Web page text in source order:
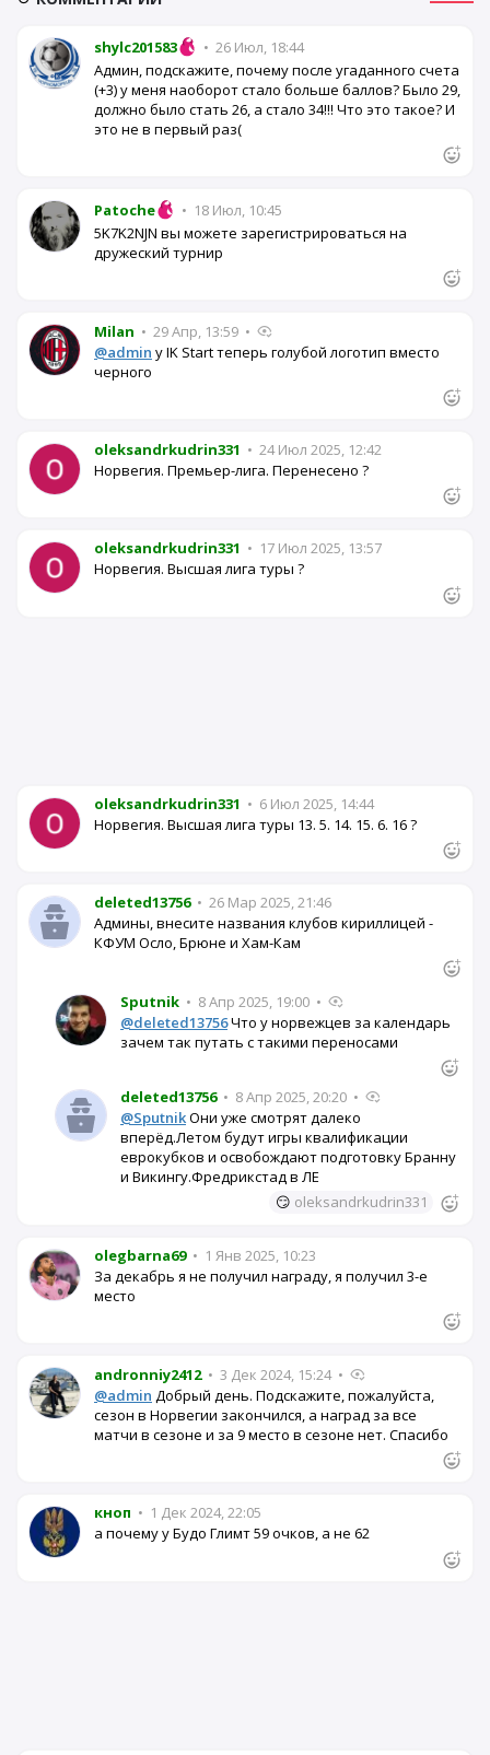
shylc201583 • 26 Июл, 18:44
Админ, подскажите, почему после угаданного счета
(+3) у меня наоборот стало больше баллов? Было 29,
должно было стать 26, а стало 34!!! Что это такое? И
это не в первый раз(
Patoche • 18 Июл, 10:45
5K7K2NJN вы можете зарегистрироваться на
дружеский турнир
Milan • 29 Апр, 13:59 •
@admin у IK Start теперь голубой логотип вместо
черного
oleksandrkudrin331 • 24 Июл 2025, 12:42
Норвегия. Премьер-лига. Перенесено ?
oleksandrkudrin331 • 17 Июл 2025, 13:57
Норвегия. Высшая лига туры ?
oleksandrkudrin331 • 6 Июл 2025, 14:44
Норвегия. Высшая лига туры 13. 5. 14. 15. 6. 16 ?
deleted13756 • 26 Мар 2025, 21:46
Админы, внесите названия клубов кириллицей -
КФУМ Осло, Брюне и Хам-Кам
Sputnik • 8 Апр 2025, 19:00 •
@deleted13756Что у норвежцев за календарь
зачем так путать с такими переносами
deleted13756 • 8 Апр 2025, 20:20 •
@SputnikОни уже смотрят далеко
вперёд.Летом будут игры квалификации
еврокубков и освобождают подготовку Бранну
и Викингу.Фредрикстад в ЛЕ
😏 oleksandrkudrin331
olegbarna69 • 1 Янв 2025, 10:23
За декабрь я не получил награду, я получил 3-е
место
andronniy2412 • 3 Дек 2024, 15:24 •
@admin Добрый день. Подскажите, пожалуйста,
сезон в Норвегии закончился, а наград за все
матчи в сезоне и за 9 место в сезоне нет. Спасибо
кноп • 1 Дек 2024, 22:05
а почему у Будо Глимт 59 очков, а не 62